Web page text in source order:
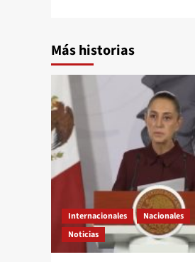
Más historias
Internacionales
Nacionales
Noticias